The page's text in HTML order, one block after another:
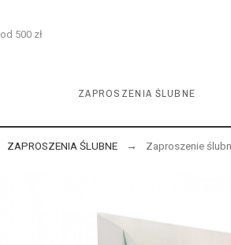
500 zł
ZAPROSZENIA ŚLUBNE
ZAPROSZENIA ŚLUBNE Zaproszenie